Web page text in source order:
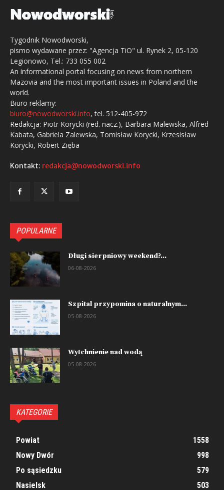
Tygodnik Nowodworski,
pismo wydawane przez: "Agencja TiO" ul. Rynek 2, 05-120
Legionowo, Tel.: 733 055 002
An informational portal focusing on news from northern
Mazovia and the most important issues in Poland and the
world.
Biuro reklamy:
biuro@nowodworski.info, tel. 512-405-972
Redakcja: Piotr Korycki (red. nacz.), Barbara Malewska, Alfred
Kabata, Gabriela Zalewska, Tomisław Korycki, Krzesisław
Korycki, Robert Zięba
Kontakt: redakcja@nowodworski.info
POPULARNE
Długi sierpniowy weekend?...
06-08-2026
Szpital przypomina o naturalnym...
05-08-2026
Wytchnienie nad wodą
05-08-2026
KATEGORIE
Powiat
1558
Nowy Dwór
998
Po sąsiedzku
579
Nasielsk
503